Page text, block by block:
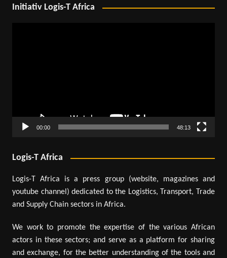
Initiativ Logis-T Africa
00:00 48:13
Logis-T Africa
Logis-T Africa is a press group (website, magazines and
youtube channel) dedicated to the Logistics, Transport, Trade
and Supply Chain sectors in Africa.
We work to promote the expertise of the various African
actors in these sectors; and serve as a platform for sharing
and exchange, for the better understanding of the tools and